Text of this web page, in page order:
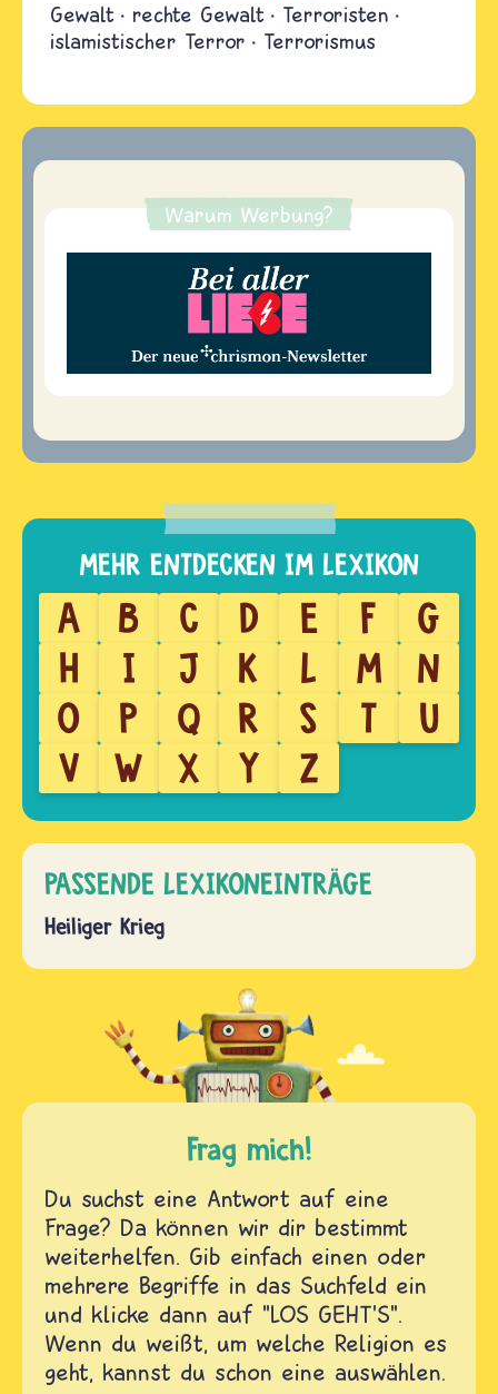
Gewalt rechte Gewalt
Terroristen
islamistischer Terror
Terrorismus
Warum Werbung?
A B C D E F
G
H
I J K L M
N
O
P Q R S T
U
V
W X Y Z
PASSENDE LEXIKONEINTRÄGE
Heiliger Krieg
Frag mich!
Du suchst eine Antwort auf eine
Frage? Da können wir dir bestimmt
weiterhelfen. Gib einfach einen oder
mehrere Begriffe in das Suchfeld ein
und klicke dann auf "LOS GEHT'S".
Wenn du weißt, um welche Religion es
geht, kannst du schon eine auswählen.